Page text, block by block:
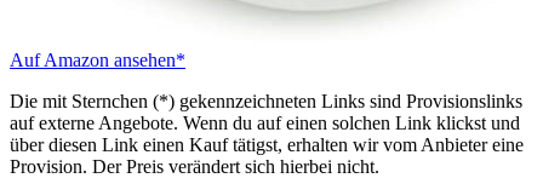
Auf Amazon ansehen*
Die mit Sternchen (*) gekennzeichneten Links sind Provisionslinks
auf externe Angebote. Wenn du auf einen solchen Link klickst und
über diesen Link einen Kauf tätigst, erhalten wir vom Anbieter eine
Provision. Der Preis verändert sich hierbei nicht.